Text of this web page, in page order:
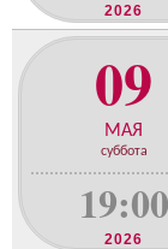
2026
09
МАЯ
суббота
19:00
2026